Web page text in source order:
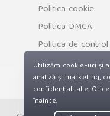
Politica cookie
Politica DMCA
Politica de